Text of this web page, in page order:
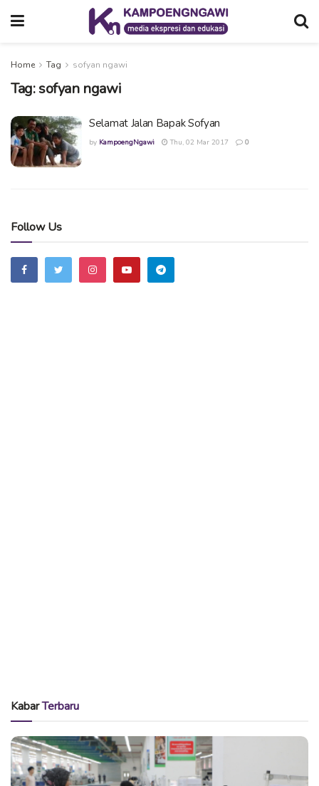
Home Tag sofyan ngawi
Tag:sofyan ngawi
Selamat Jalan Bapak Sofyan
by KampoengNgawi Thu, 02 Mar 2017 0
Follow Us
KabarTerbaru